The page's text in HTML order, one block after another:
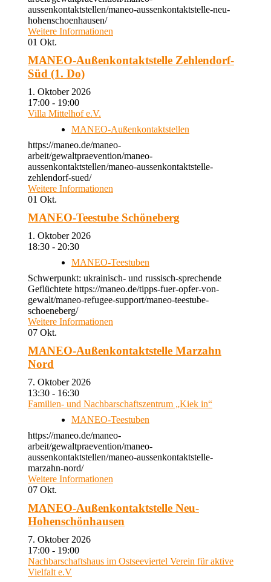
aussenkontaktstellen/maneo-aussenkontaktstelle-neu-
hohenschoenhausen/
Weitere Informationen
01 Okt.
MANEO-Außenkontaktstelle Zehlendorf-
Süd (1. Do)
1. Oktober 2026
17:00 - 19:00
Villa Mittelhof e.V.
MANEO-Außenkontaktstellen
https://maneo.de/maneo-
arbeit/gewaltpraevention/maneo-
aussenkontaktstellen/maneo-aussenkontaktstelle-
zehlendorf-sued/
Weitere Informationen
01 Okt.
MANEO-Teestube Schöneberg
1. Oktober 2026
18:30 - 20:30
MANEO-Teestuben
Schwerpunkt: ukrainisch- und russisch-sprechende
Geflüchtete https://maneo.de/tipps-fuer-opfer-von-
gewalt/maneo-refugee-support/maneo-teestube-
schoeneberg/
Weitere Informationen
07 Okt.
MANEO-Außenkontaktstelle Marzahn
Nord
7. Oktober 2026
13:30 - 16:30
Familien- und Nachbarschaftszentrum „Kiek in“
MANEO-Teestuben
https://maneo.de/maneo-
arbeit/gewaltpraevention/maneo-
aussenkontaktstellen/maneo-aussenkontaktstelle-
marzahn-nord/
Weitere Informationen
07 Okt.
MANEO-Außenkontaktstelle Neu-
Hohenschönhausen
7. Oktober 2026
17:00 - 19:00
Nachbarschaftshaus im Ostseeviertel Verein für aktive
Vielfalt e.V